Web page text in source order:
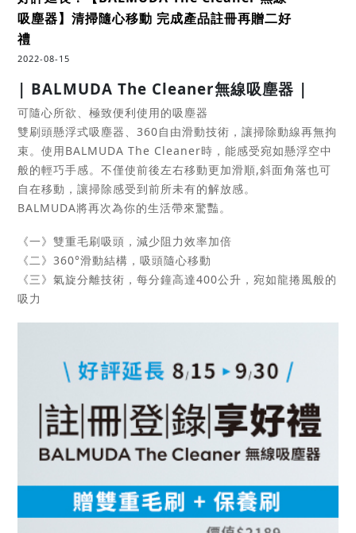
吸塵器】清掃隨心移動 完成產品註冊再贈二好
禮
2022-08-15
| BALMUDA The Cleaner無線吸塵器 |
可隨心所欲、極致便利使用的吸塵器
雙刷頭懸浮式吸塵器、360自由滑動技術，讓掃除動線再無拘
束。使用BALMUDA The Cleaner時，能感受宛如懸浮空中
般的輕巧手感。不僅使前後左右移動更加滑順,斜面角落也可
自在移動，讓掃除感受到前所未有的解放感。
BALMUDA將再次為你的生活帶來驚豔。
《一》雙重毛刷吸頭，減少阻力效率加倍
《二》360°滑動結構，吸頭隨心移動
《三》氣旋分離技術，每分鐘高達400公升，宛如龍捲風般的
吸力